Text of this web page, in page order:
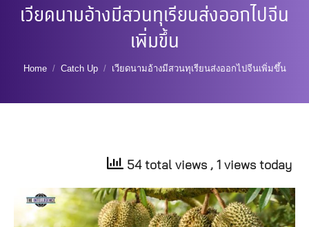
เวียดนามอ้างมีสวนทุเรียนส่งออกไปจีน
เพิ่มขึ้น
You are here:
Home Catch Up เวียดนามอ้างมีสวนทุเรียนส่งออกไปจีนเพิ่มขึ้น
54 total views , 1 views today